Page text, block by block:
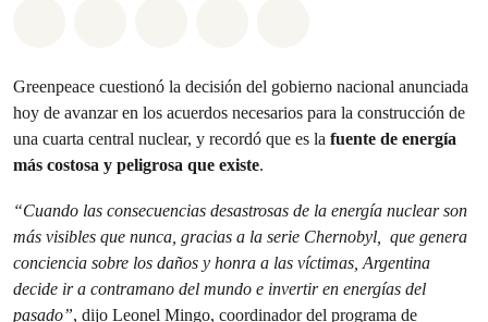
Greenpeace cuestionó la decisión del gobierno nacional anunciada
hoy de avanzar en los acuerdos necesarios para la construcción de
una cuarta central nuclear, y recordó que es la fuente de energía
más costosa y peligrosa que existe.
“Cuando las consecuencias desastrosas de la energía nuclear son
más visibles que nunca, gracias a la serie Chernobyl, que genera
conciencia sobre los daños y honra a las víctimas, Argentina
decide ir a contramano del mundo e invertir en energías del
pasado”, dijo Leonel Mingo, coordinador del programa de